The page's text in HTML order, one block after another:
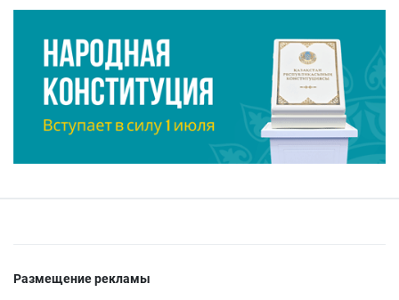
Размещение рекламы